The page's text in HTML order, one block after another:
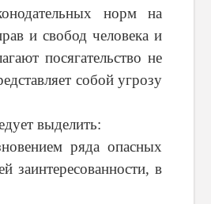
норм на
и свобод человека и
посягательство не
собой угрозу
выделить:
ряда опасных
заинтересованности, в